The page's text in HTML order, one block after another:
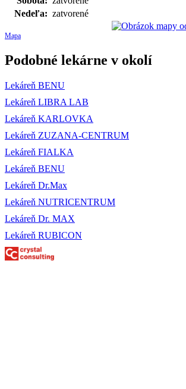
Nedeľa: zatvorené
Mapa
Podobné lekárne v okolí
Lekáreň BENU
Lekáreň LIBRA LAB
Lekáreň KARLOVKA
Lekáreň ZUZANA-CENTRUM
Lekáreň FIALKA
Lekáreň BENU
Lekáreň Dr.Max
Lekáreň NUTRICENTRUM
Lekáreň Dr. MAX
Lekáreň RUBICON